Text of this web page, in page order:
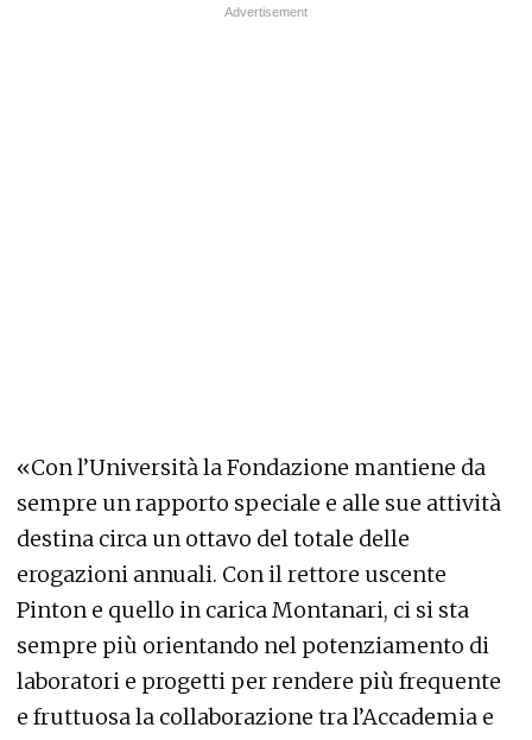
«Con l’Università la Fondazione mantiene da
sempre un rapporto speciale e alle sue attività
destina circa un ottavo del totale delle
erogazioni annuali. Con il rettore uscente
Pinton e quello in carica Montanari, ci si sta
sempre più orientando nel potenziamento di
laboratori e progetti per rendere più frequente
e fruttuosa la collaborazione tra l’Accademia e